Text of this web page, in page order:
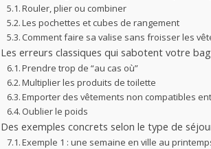
Rouler, plier ou combiner
Les pochettes et cubes de rangement
Comment faire sa valise sans froisser les
Les erreurs classiques qui sabotent votre
Prendre trop de “au cas où”
Multiplier les produits de toilette
Emporter des vêtements non compatibles
Oublier le poids
Des exemples concrets selon le type de
Exemple 1 : une semaine en ville au